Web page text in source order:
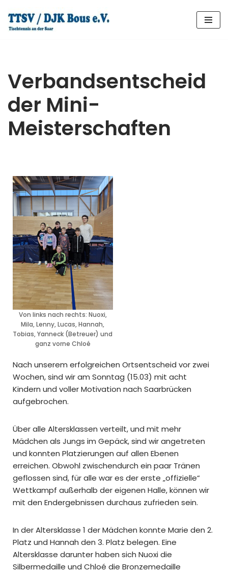
Zum
Verbandsentscheid
der Mini-
Meisterschaften
Von links nach rechts: Nuoxi,
Mila, Lenny, Lucas, Hannah,
Tobias, Yanneck (Betreuer) und
ganz vorne Chloé
Nach unserem erfolgreichen Ortsentscheid vor zwei
Wochen, sind wir am Sonntag (15.03) mit acht
Kindern und voller Motivation nach Saarbrücken
aufgebrochen.
Über alle Altersklassen verteilt, und mit mehr
Mädchen als Jungs im Gepäck, sind wir angetreten
und konnten Platzierungen auf allen Ebenen
erreichen. Obwohl zwischendurch ein paar Tränen
geflossen sind, für alle war es der erste „offizielle“
Wettkampf außerhalb der eigenen Halle, können wir
mit den Endergebnissen durchaus zufrieden sein.
In der Altersklasse 1 der Mädchen konnte Marie den 2.
Platz und Hannah den 3. Platz belegen. Eine
Altersklasse darunter haben sich Nuoxi die
Silbermedaille und Chloé die Bronzemedaille